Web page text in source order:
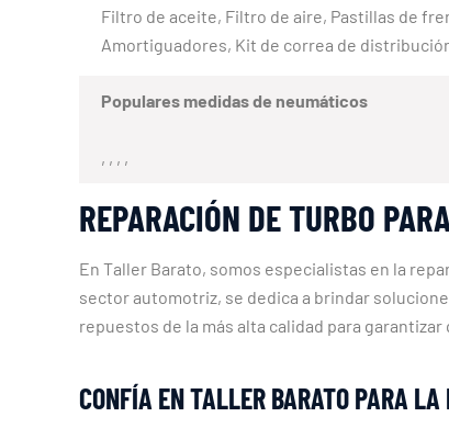
Filtro de aceite, Filtro de aire, Pastillas de
Amortiguadores, Kit de correa de
Populares medidas de neumáticos
, , , ,
REPARACIÓN DE TURBO
En Taller Barato, somos especialistas en la
sector automotriz, se dedica a brindar
repuestos de la más alta calidad para
CONFÍA EN TALLER BARATO PARA LA